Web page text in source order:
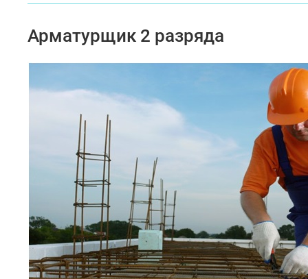
Арматурщик 2 разряда